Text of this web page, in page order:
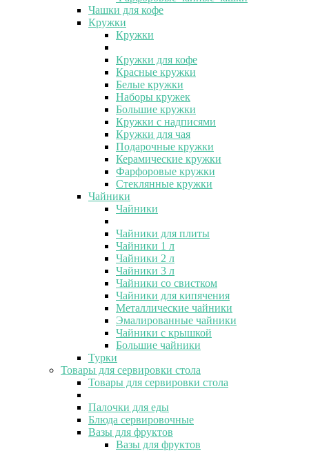
Чашки для кофе
Кружки
Кружки
Кружки для кофе
Красные кружки
Белые кружки
Наборы кружек
Большие кружки
Кружки с надписями
Кружки для чая
Подарочные кружки
Керамические кружки
Фарфоровые кружки
Стеклянные кружки
Чайники
Чайники
Чайники для плиты
Чайники 1 л
Чайники 2 л
Чайники 3 л
Чайники со свистком
Чайники для кипячения
Металлические чайники
Эмалированные чайники
Чайники с крышкой
Большие чайники
Турки
Товары для сервировки стола
Товары для сервировки стола
Палочки для еды
Блюда сервировочные
Вазы для фруктов
Вазы для фруктов